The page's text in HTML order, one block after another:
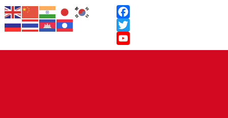
Facebook
Twitter
YouTube